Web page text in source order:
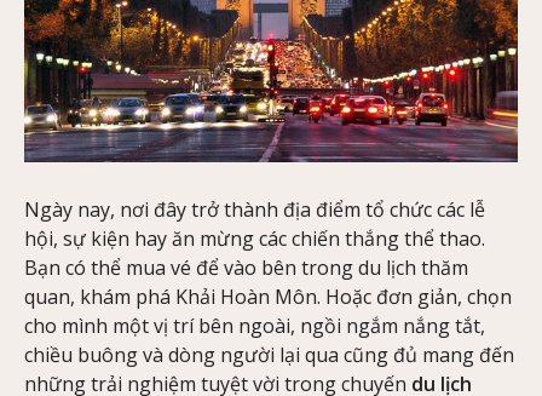
Ngày nay, nơi đây trở thành địa điểm tổ chức các lễ
hội, sự kiện hay ăn mừng các chiến thắng thể thao.
Bạn có thể mua vé để vào bên trong du lịch thăm
quan, khám phá Khải Hoàn Môn. Hoặc đơn giản, chọn
cho mình một vị trí bên ngoài, ngồi ngắm nắng tắt,
chiều buông và dòng người lại qua cũng đủ mang đến
những trải nghiệm tuyệt vời trong chuyến du lịch